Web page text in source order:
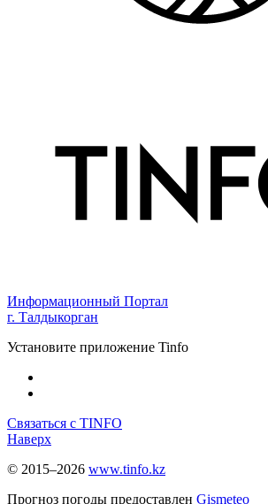
Информационный Портал
г. Талдыкорган
Установите приложение Tinfo
Связаться с TINFO
Наверх
© 2015–2026 www.tinfo.kz
Прогноз погоды предоставлен Gismeteo